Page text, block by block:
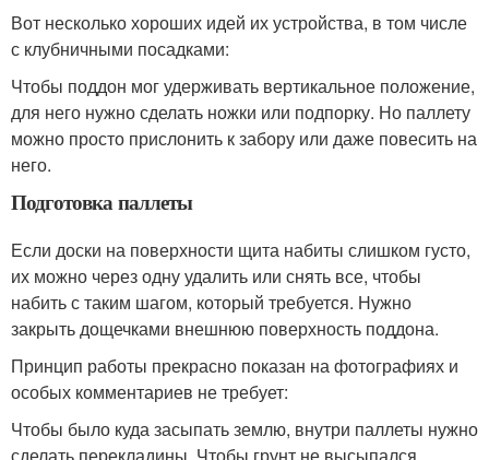
Вот несколько хороших идей их устройства, в том числе
с клубничными посадками:
Чтобы поддон мог удерживать вертикальное положение,
для него нужно сделать ножки или подпорку. Но паллету
можно просто прислонить к забору или даже повесить на
него.
Подготовка паллеты
Если доски на поверхности щита набиты слишком густо,
их можно через одну удалить или снять все, чтобы
набить с таким шагом, который требуется. Нужно
закрыть дощечками внешнюю поверхность поддона.
Принцип работы прекрасно показан на фотографиях и
особых комментариев не требует:
Чтобы было куда засыпать землю, внутри паллеты нужно